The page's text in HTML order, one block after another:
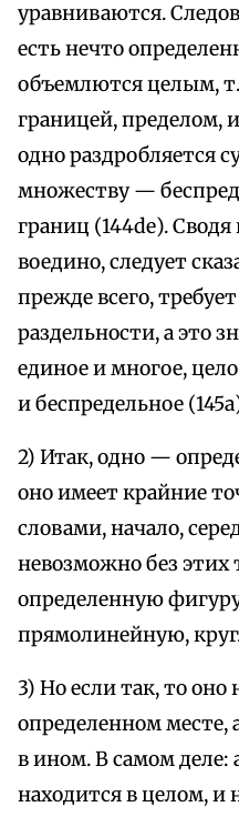
уравниваются.
есть нечто
объемлются целым,
границей, пределом,
одно раздробляется
множеству —
границ (144de).
воедино, следует
прежде всего,
раздельности, а это
единое и многое,
и беспредельное
2) Итак, одно —
оно имеет крайние
словами, начало,
невозможно без этих
определенную
прямолинейную,
3) Но если так, то оно
определенном месте,
в ином. В самом деле:
находится в целом, и